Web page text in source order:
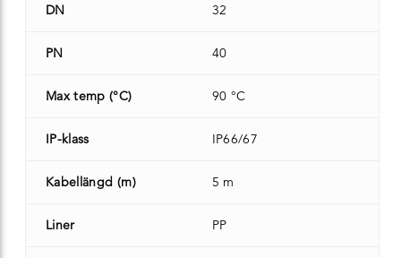
DN 32
PN 40
Max temp (°C) 90 °C
IP-klass IP66/67
Kabellängd (m) 5 m
Liner PP